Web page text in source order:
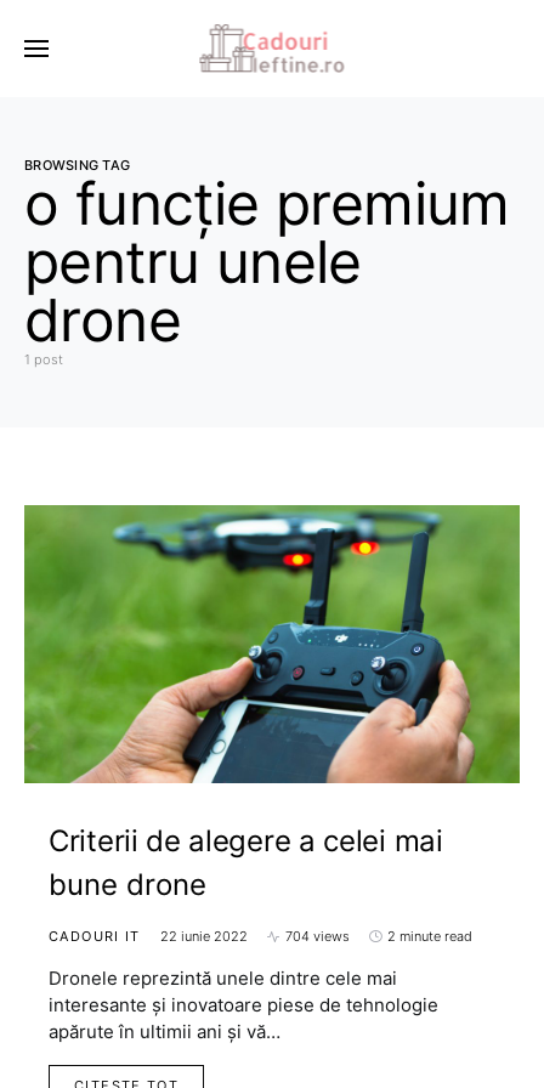
BROWSING TAG
o funcție premium
pentru unele
drone
1 post
Criterii de alegere a celei mai
bune drone
CADOURI IT 22 iunie 2022 704 views 2 minute read
Dronele reprezintă unele dintre cele mai
interesante și inovatoare piese de tehnologie
apărute în ultimii ani și vă…